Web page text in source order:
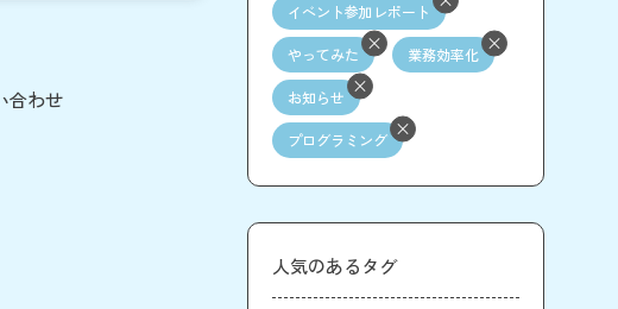
合わせ
イベント参加レポート
やってみた 業務効率化
お知らせ
プログラミング
人気のあるタグ